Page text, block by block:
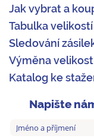
Jak vybrat a
Tabulka
Sledování
Výměna
Katalog ke
Napište